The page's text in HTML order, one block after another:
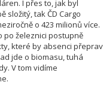
I přes to, jak byl
složitý, tak ČD Cargo
o 423 milionů více.
po železnici postupně
které by absenci přeprav
jde o biomasu, tuhá
V tom vidíme